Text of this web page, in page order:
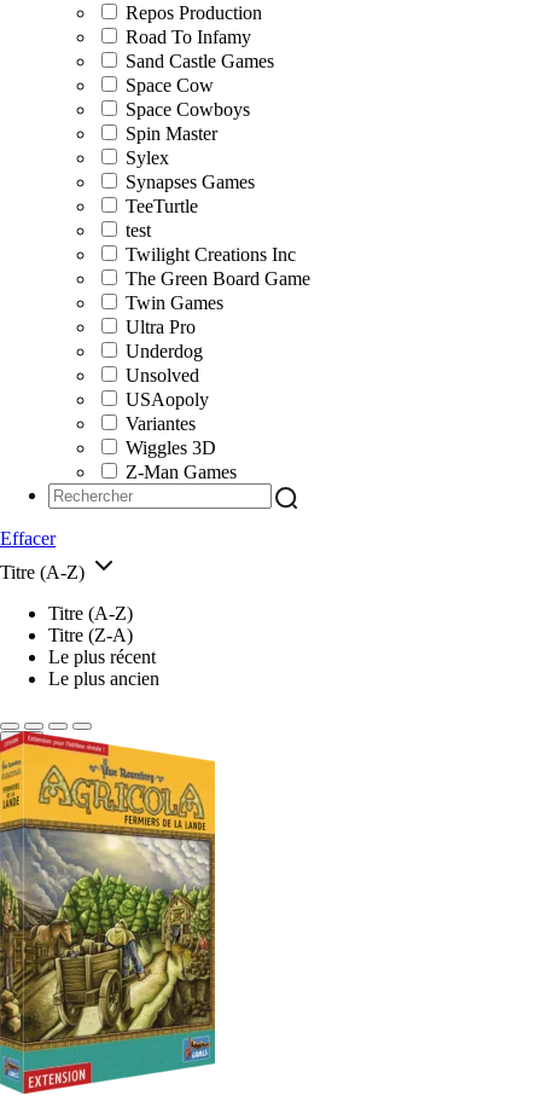
Repos Production
Road To Infamy
Sand Castle Games
Space Cow
Space Cowboys
Spin Master
Sylex
Synapses Games
TeeTurtle
test
Twilight Creations Inc
The Green Board Game
Twin Games
Ultra Pro
Underdog
Unsolved
USAopoly
Variantes
Wiggles 3D
Z-Man Games
Effacer
Titre (A-Z)
Titre (A-Z)
Titre (Z-A)
Le plus récent
Le plus ancien